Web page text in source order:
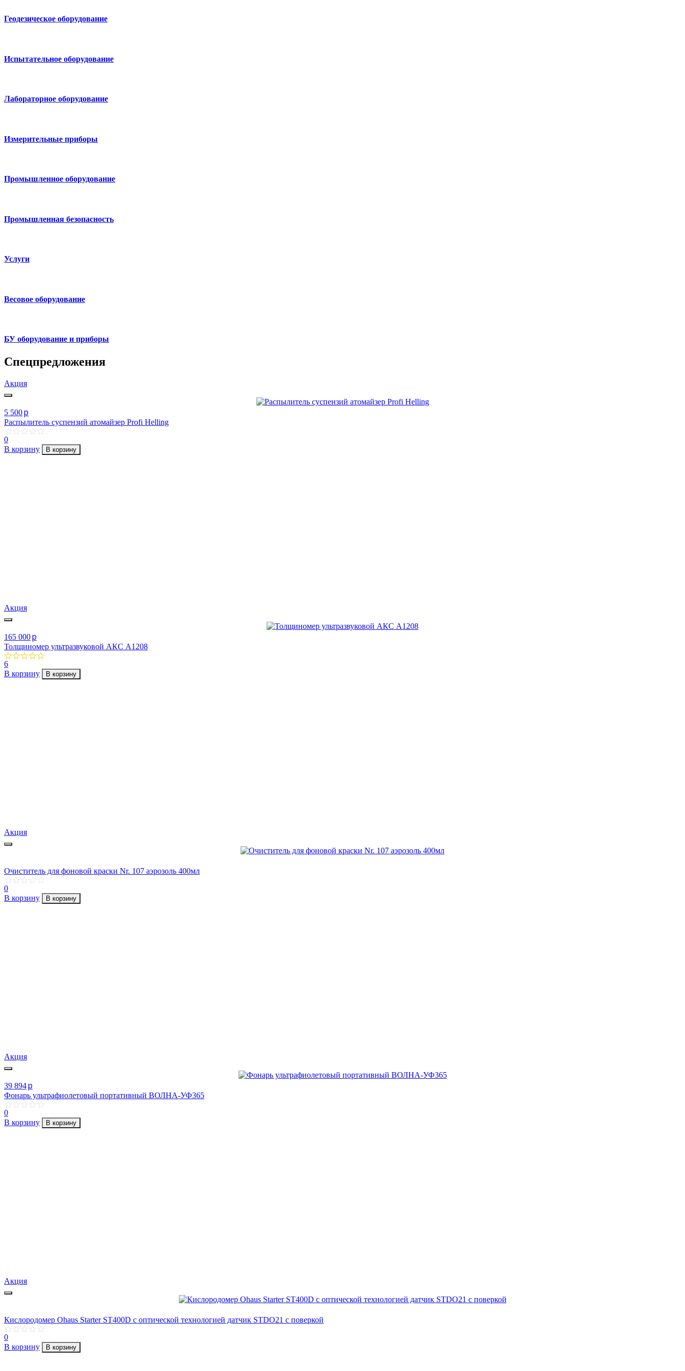
Геодезическое оборудование
Испытательное оборудование
Лабораторное оборудование
Измерительные приборы
Промышленное оборудование
Промышленная безопасность
Услуги
Весовое оборудование
БУ оборудование и приборы
Спецпредложения
Акция
5 500p
Распылитель суспензий атомайзер Profi Helling
0
В корзину
В корзину
Акция
165 000p
Толщиномер ультразвуковой АКС А1208
6
В корзину
В корзину
Акция
Очиститель для фоновой краски Nr. 107 аэрозоль 400мл
0
В корзину
В корзину
Акция
39 894p
Фонарь ультрафиолетовый портативный ВОЛНА-УФ365
0
В корзину
В корзину
Акция
Кислородомер Ohaus Starter ST400D с оптической технологией датчик STDO21 с поверкой
0
В корзину
В корзину